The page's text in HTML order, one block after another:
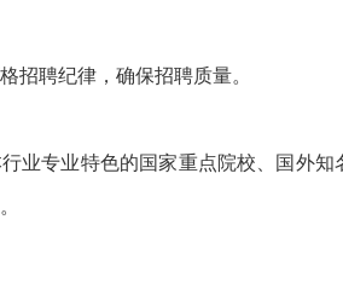
聘纪律，确保招聘质量。
专业特色的国家重点院校、国外知